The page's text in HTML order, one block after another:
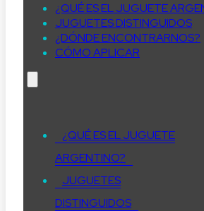
¿QUÉ ES EL JUGUETE
JUGUETES DISTINGUIDOS
¿DÓNDE ENCONTRARNOS?
CÓMO APLICAR
¿QUÉ ES EL JUGUETE
ARGENTINO?
JUGUETES
DISTINGUIDOS